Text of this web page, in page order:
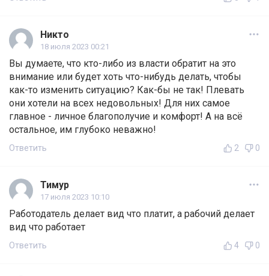
Никто
18 июля 2023 00:21
Вы думаете, что кто-либо из власти обратит на это
внимание или будет хоть что-нибудь делать, чтобы
как-то изменить ситуацию? Как-бы не так! Плевать
они хотели на всех недовольных! Для них самое
главное - личное благополучие и комфорт! А на всё
остальное, им глубоко неважно!
Ответить 2 0
Тимур
17 июля 2023 10:10
Работодатель делает вид что платит, а рабочий делает
вид что работает
Ответить 4 0